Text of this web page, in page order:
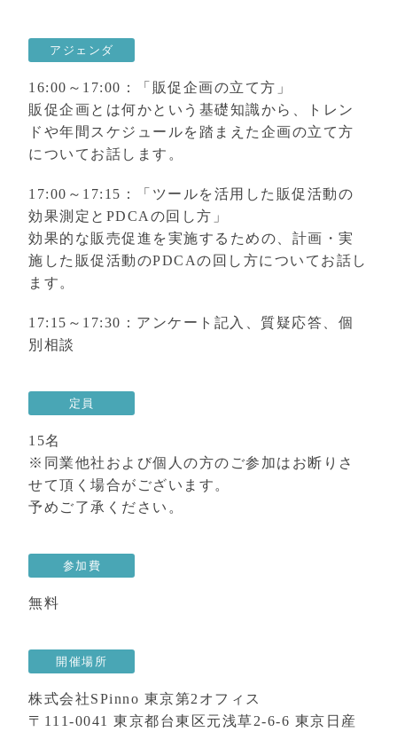
アジェンダ
16:00～17:00：「販促企画の立て方」
販促企画とは何かという基礎知識から、トレン
ドや年間スケジュールを踏まえた企画の立て方
についてお話します。
17:00～17:15：「ツールを活用した販促活動の
効果測定とPDCAの回し方」
効果的な販売促進を実施するための、計画・実
施した販促活動のPDCAの回し方についてお話し
ます。
17:15～17:30：アンケート記入、質疑応答、個
別相談
定員
15名
※同業他社および個人の方のご参加はお断りさ
せて頂く場合がございます。
予めご了承ください。
参加費
無料
開催場所
株式会社SPinno 東京第2オフィス
〒111-0041 東京都台東区元浅草2-6-6 東京日産